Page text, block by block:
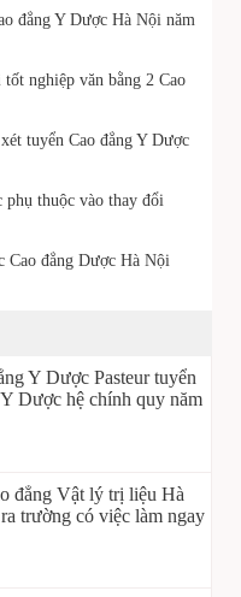
đẳng Y Dược Hà Nội năm
nghiệp văn bằng 2 Cao
tuyển Cao đẳng Y Dược
thuộc vào thay đổi
Cao đẳng Dược Hà Nội
Y Dược Pasteur tuyển
Dược hệ chính quy năm
đẳng Vật lý trị liệu Hà
trường có việc làm ngay